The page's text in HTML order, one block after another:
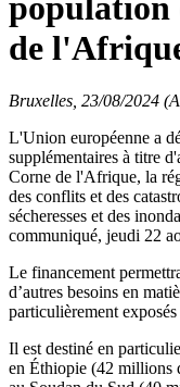
de
Bruxelles, 23/08/2024
L'Union européenne a
supplémentaires à titre
Corne de l'Afrique, la
des conflits et des
sécheresses et des
communiqué, jeudi 22
Le financement
d’autres besoins en
particulièrement
Il est destiné en
en Éthiopie (42 millions